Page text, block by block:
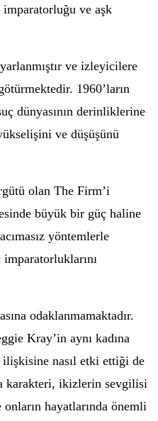
ve aşk
ve izleyicilere
1960’ların
dünyasının derinliklerine
ve düşüşünü
olan The Firm’i
büyük bir güç haline
yöntemlerle
odaklanmamaktadır.
Kray’in aynı kadına
ilişkisine nasıl etki ettiği de
karakteri, ikizlerin sevgilisi
hayatlarında önemli